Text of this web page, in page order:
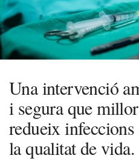
Una intervenció
i segura que
redueix
la qualitat de vida.